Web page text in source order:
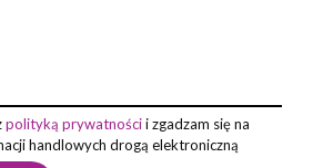
polityką prywatnościi zgadzam się na
handlowych drogą elektroniczną